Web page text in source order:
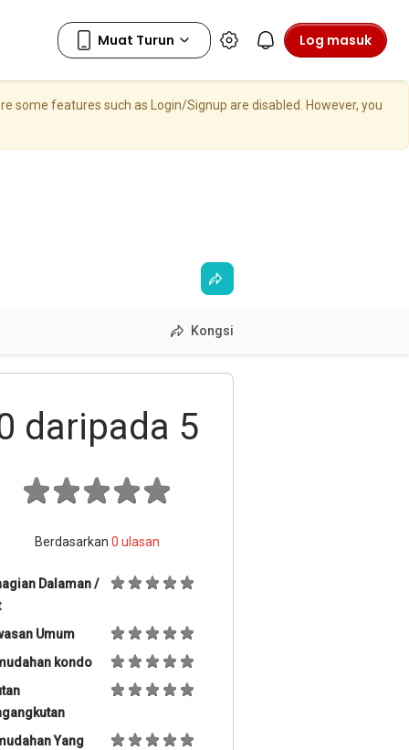
Log masuk
some features such as Login/Signup are disabled. However, you
Kongsi
daripada 5
Berdasarkan 0 ulasan
Dalaman /
Umum
kondo
Yang